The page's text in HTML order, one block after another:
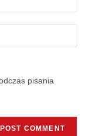
pisania